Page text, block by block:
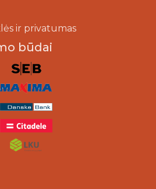
ir privatumas
būdai